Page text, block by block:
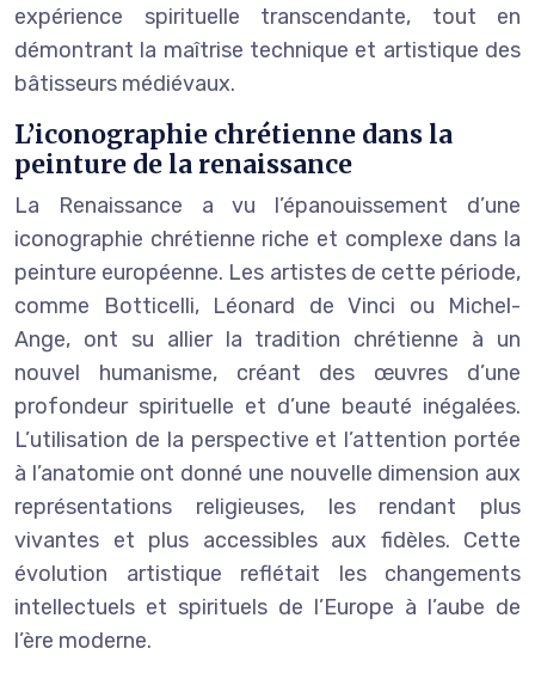
expérience spirituelle transcendante, tout en
démontrant la maîtrise technique et artistique des
bâtisseurs médiévaux.
L’iconographie chrétienne dans la
peinture de la renaissance
La Renaissance a vu l’épanouissement d’une
iconographie chrétienne riche et complexe dans la
peinture européenne. Les artistes de cette période,
comme Botticelli, Léonard de Vinci ou Michel-
Ange, ont su allier la tradition chrétienne à un
nouvel humanisme, créant des œuvres d’une
profondeur spirituelle et d’une beauté inégalées.
L’utilisation de la perspective et l’attention portée
à l’anatomie ont donné une nouvelle dimension aux
représentations religieuses, les rendant plus
vivantes et plus accessibles aux fidèles. Cette
évolution artistique reflétait les changements
intellectuels et spirituels de l’Europe à l’aube de
l’ère moderne.